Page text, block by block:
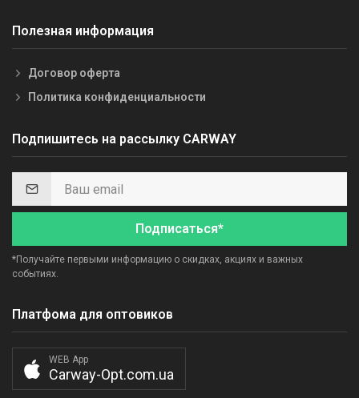
Полезная информация
Договор оферта
Политика конфиденциальности
Подпишитесь на рассылку CARWAY
Подписаться*
*Получайте первыми информацию о скидках, акциях и важных
событиях.
Платфома для оптовиков
WEB App
Carway-Opt.com.ua